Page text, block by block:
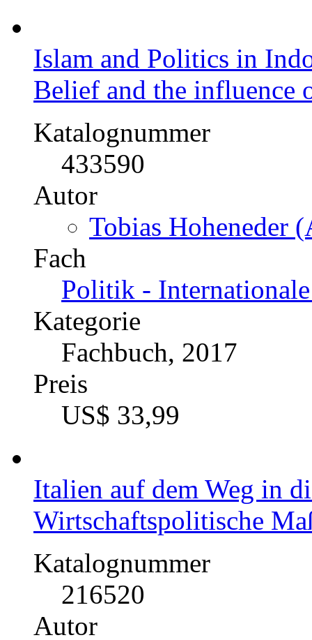
Islam and Politics in
Belief and the influence
Katalognummer
433590
Autor
Tobias Hoheneder
Fach
Politik -
Kategorie
Fachbuch, 2017
Preis
US$ 33,99
Italien auf dem Weg in
Wirtschaftspolitische
Katalognummer
216520
Autor